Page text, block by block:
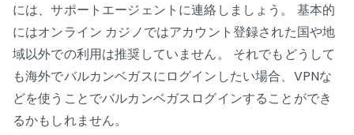
には、サポートエージェントに連絡しましょう。 基本的
にはオンライン カジノではアカウント登録された国や地
域以外での利用は推奨していません。 それでもどうして
も海外でバルカンベガスにログインしたい場合、VPNな
どを使うことでバルカンベガスログインすることができ
るかもしれません。